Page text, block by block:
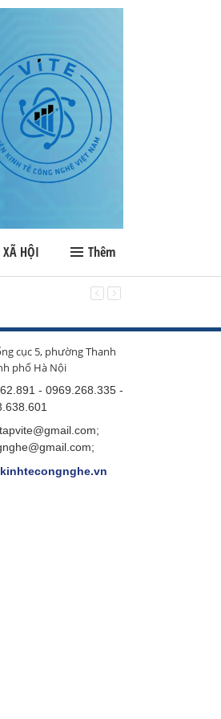
HỘI Thêm
cục 5, phường Thanh
phố Hà Nội
- 0969.268.335 -